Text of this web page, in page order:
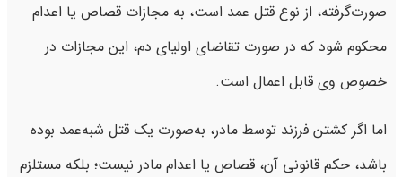
صورت‌گرفته، از نوع قتل عمد است، به مجازات قصاص یا اعدام
محکوم شود که در صورت تقاضای اولیای دم، این مجازات در
خصوص وی قابل ‌اعمال است.
اما اگر کشتن فرزند توسط مادر، به‌صورت یک قتل شبه‌عمد بوده
باشد، حکم قانونی آن، قصاص یا اعدام مادر نیست؛ بلکه مستلزم